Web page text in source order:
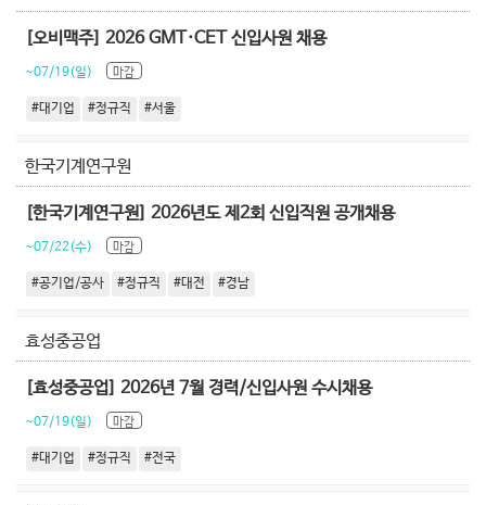
[오비맥주] 2026 GMT·CET 신입사원 채용
~07/19(일) 마감
#대기업 #정규직 #서울
한국기계연구원
[한국기계연구원] 2026년도 제2회 신입직원 공개채용
~07/22(수) 마감
#공기업/공사 #정규직 #대전 #경남
효성중공업
[효성중공업] 2026년 7월 경력/신입사원 수시채용
~07/19(일) 마감
#대기업 #정규직 #전국